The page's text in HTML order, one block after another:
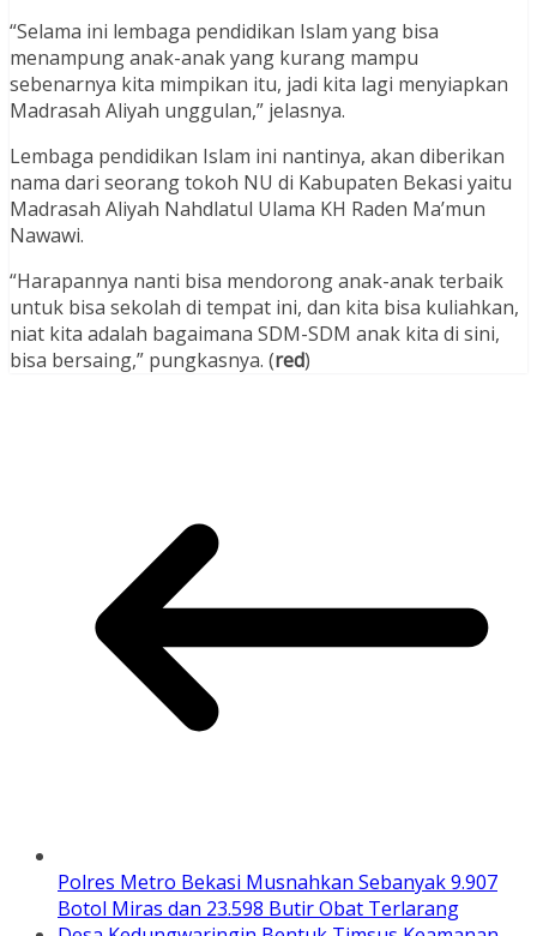
“Selama ini lembaga pendidikan Islam yang bisa
menampung anak-anak yang kurang mampu
sebenarnya kita mimpikan itu, jadi kita lagi menyiapkan
Madrasah Aliyah unggulan,” jelasnya.
Lembaga pendidikan Islam ini nantinya, akan diberikan
nama dari seorang tokoh NU di Kabupaten Bekasi yaitu
Madrasah Aliyah Nahdlatul Ulama KH Raden Ma’mun
Nawawi.
“Harapannya nanti bisa mendorong anak-anak terbaik
untuk bisa sekolah di tempat ini, dan kita bisa kuliahkan,
niat kita adalah bagaimana SDM-SDM anak kita di sini,
bisa bersaing,” pungkasnya. (red)
Polres Metro Bekasi Musnahkan Sebanyak 9.907
Botol Miras dan 23.598 Butir Obat Terlarang